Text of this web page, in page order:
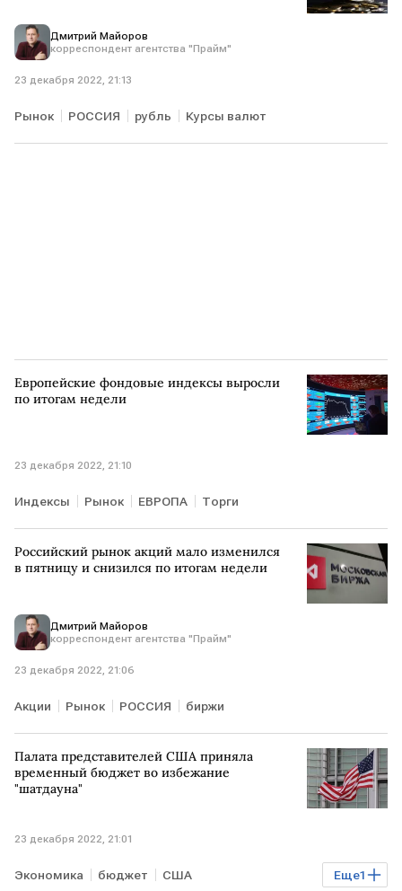
Дмитрий Майоров
корреспондент агентства "Прайм"
23 декабря 2022, 21:13
Рынок РОССИЯ рубль Курсы валют
Европейские фондовые индексы выросли
по итогам недели
23 декабря 2022, 21:10
Индексы Рынок ЕВРОПА Торги
Российский рынок акций мало изменился
в пятницу и снизился по итогам недели
Дмитрий Майоров
корреспондент агентства "Прайм"
23 декабря 2022, 21:06
Акции Рынок РОССИЯ биржи
Палата представителей США приняла
временный бюджет во избежание
"шатдауна"
23 декабря 2022, 21:01
Еще1
Экономика бюджет США